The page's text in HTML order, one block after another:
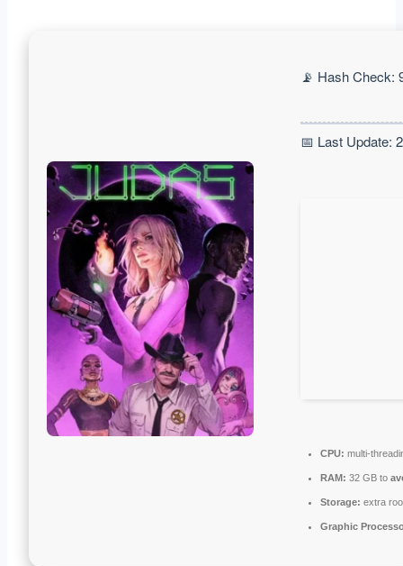
📡 Hash Check:
📅 Last Update:
CPU: multi-
RAM: 32 GB to
Storage: extra
Graphic